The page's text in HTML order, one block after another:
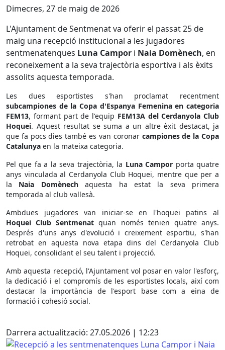
Dimecres, 27 de maig de 2026
L'Ajuntament de Sentmenat va oferir el passat 25 de
maig una recepció institucional a les jugadores
sentmenatenques Luna Campor i Naia Domènech, en
reconeixement a la seva trajectòria esportiva i als èxits
assolits aquesta temporada.
Les dues esportistes s'han proclamat recentment
subcampiones de la Copa d'Espanya Femenina en categoria
FEM13, formant part de l'equip FEM13A del Cerdanyola Club
Hoquei. Aquest resultat se suma a un altre èxit destacat, ja
que fa pocs dies també es van coronar campiones de la Copa
Catalunya en la mateixa categoria.
Pel que fa a la seva trajectòria, la Luna Campor porta quatre
anys vinculada al Cerdanyola Club Hoquei, mentre que per a
la Naia Domènechaquesta ha estat la seva primera
temporada al club vallesà.
Ambdues jugadores van iniciar-se en l'hoquei patins al
Hoquei Club Sentmenat quan només tenien quatre anys.
Després d'uns anys d'evolució i creixement esportiu, s'han
retrobat en aquesta nova etapa dins del Cerdanyola Club
Hoquei, consolidant el seu talent i projecció.
Amb aquesta recepció, l'Ajuntament vol posar en valor l'esforç,
la dedicació i el compromís de les esportistes locals, així com
destacar la importància de l'esport base com a eina de
formació i cohesió social.
Darrera actualització: 27.05.2026 | 12:23
Recepció a les sentmenatenques Luna Campor i Naia